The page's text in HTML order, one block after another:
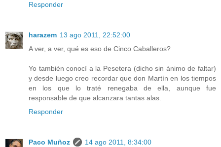
Responder
harazem 13 ago 2011, 22:52:00
A ver, a ver, qué es eso de Cinco Caballeros?
Yo también conocí a la Pesetera (dicho sin ánimo de faltar)
y desde luego creo recordar que don Martín en los tiempos
en los que lo traté renegaba de ella, aunque fue
responsable de que alcanzara tantas alas.
Responder
Paco Muñoz
14 ago 2011, 8:34:00